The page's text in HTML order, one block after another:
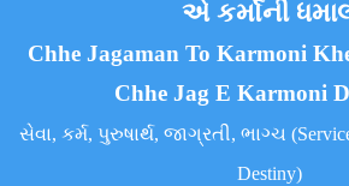
એ કર્મોની
Chhe Jagaman To Karmoni
Chhe Jag E Karmoni
સેવા, કર્મ, પુરુષાર્થ, જાગ્રતી, ભાગ્ચ
Destiny)